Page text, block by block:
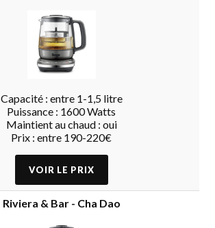
Capacité : entre 1-1,5 litre
Puissance : 1600 Watts
Maintient au chaud : oui
Prix : entre 190-220€
Riviera & Bar - Cha Dao